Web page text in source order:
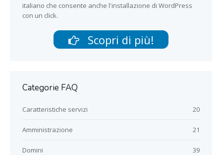
italiano che consente anche l'installazione di WordPress
con un click.
Scopri di più!
Categorie FAQ
20
Caratteristiche servizi
21
Amministrazione
39
Domini